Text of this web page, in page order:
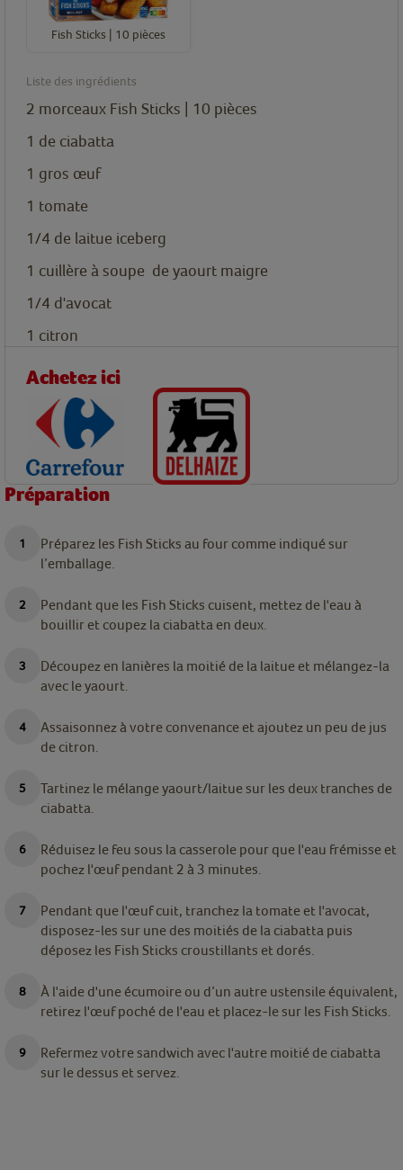
Fish Sticks | 10 pièces
Liste des ingrédients
2 morceaux Fish Sticks | 10 pièces
1 de ciabatta
1 gros œuf
1 tomate
1/4 de laitue iceberg
1 cuillère à soupe de yaourt maigre
1/4 d'avocat
1 citron
Achetez ici
Préparation
Préparez les Fish Sticks au four comme indiqué sur
l’emballage.
Pendant que les Fish Sticks cuisent, mettez de l'eau à
bouillir et coupez la ciabatta en deux.
Découpez en lanières la moitié de la laitue et mélangez-la
avec le yaourt.
Assaisonnez à votre convenance et ajoutez un peu de jus
de citron.
Tartinez le mélange yaourt/laitue sur les deux tranches de
ciabatta.
Réduisez le feu sous la casserole pour que l'eau frémisse et
pochez l'œuf pendant 2 à 3 minutes.
Pendant que l'œuf cuit, tranchez la tomate et l'avocat,
disposez-les sur une des moitiés de la ciabatta puis
déposez les Fish Sticks croustillants et dorés.
À l'aide d'une écumoire ou d’un autre ustensile équivalent,
retirez l'œuf poché de l'eau et placez-le sur les Fish Sticks.
Refermez votre sandwich avec l'autre moitié de ciabatta
sur le dessus et servez.